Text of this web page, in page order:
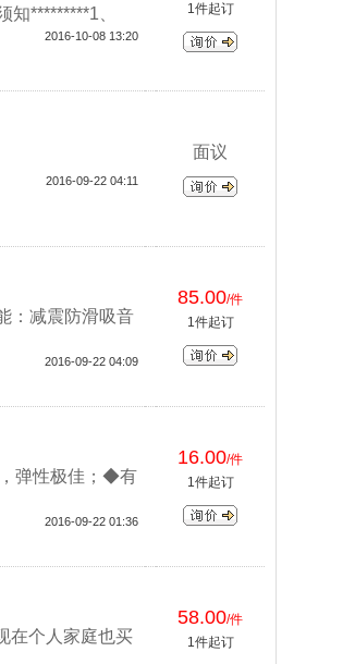
*********1、
2016-10-08 13:20
1件起订
2016-09-22 04:11
面议
：减震防滑吸音
2016-09-22 04:09
85.00/件
1件起订
弹性极佳；◆有
2016-09-22 01:36
16.00/件
1件起订
在个人家庭也买
58.00/件
1件起订